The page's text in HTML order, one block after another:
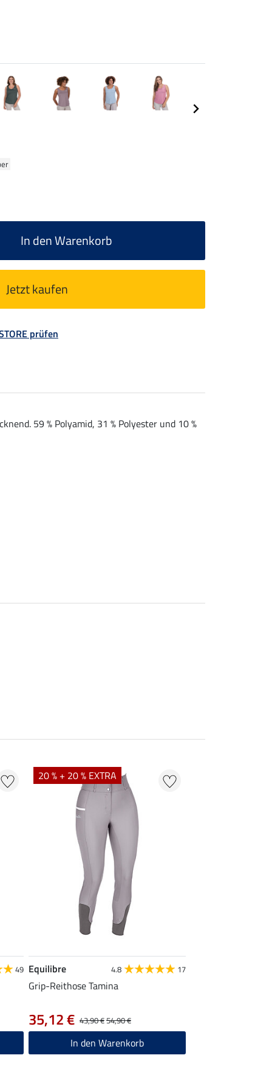
In den Warenkorb
Jetzt kaufen
prüfen
59 % Polyamid, 31 % Polyester und 10 %
49
20 % + 20 % EXTRA
Equilibre 4.8 17
Grip-Reithose Tamina
43,90 €54,90 €
35,12 €
In den Warenkorb